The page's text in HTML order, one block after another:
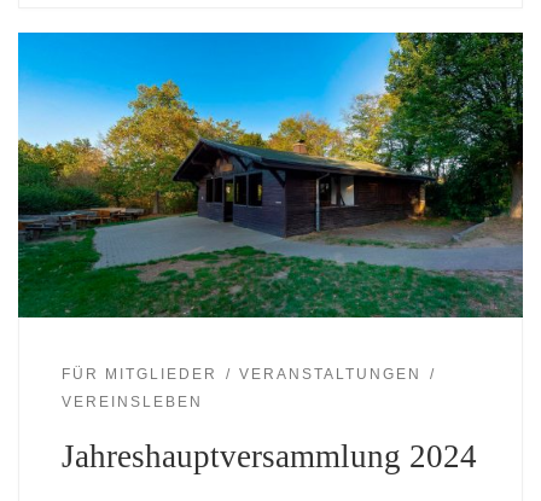
FÜR MITGLIEDER
VERANSTALTUNGEN
VEREINSLEBEN
Jahreshauptversammlung 2024